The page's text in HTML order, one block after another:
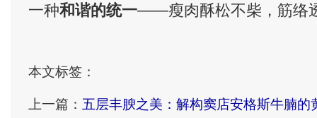
一种和谐的统一——瘦肉酥松不柴，筋络
本文标签：
上一篇： 五层丰腴之美：解构窦店安格斯牛腩的